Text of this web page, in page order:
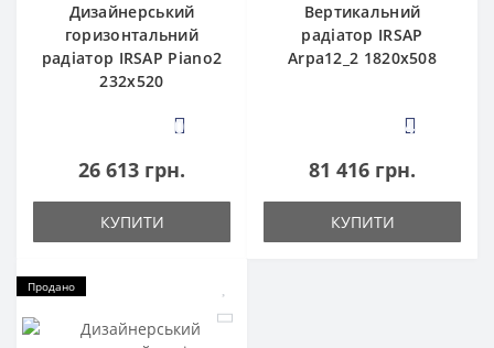
Дизайнерський
горизонтальний
радіатор IRSAP Piano2
232x520
0
26 613 грн.
КУПИТИ
Вертикальний
радіатор IRSAP
Arpa12_2 1820x508
4
81 416 грн.
КУПИТИ
Продано